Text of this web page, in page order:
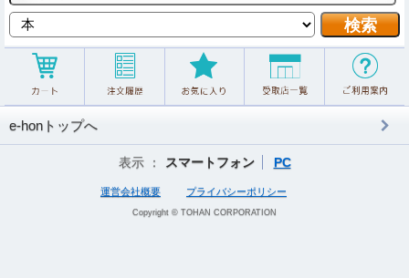
e-honトップへ
表示 ： スマートフォン PC
運営会社概要 プライバシーポリシー
Copyright © TOHAN CORPORATION